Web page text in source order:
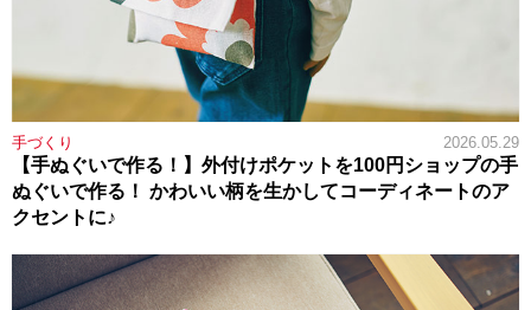
手づくり 2026.05.29
【手ぬぐいで作る！】外付けポケットを100円ショップの手
ぬぐいで作る！ かわいい柄を生かしてコーディネートのア
クセントに♪